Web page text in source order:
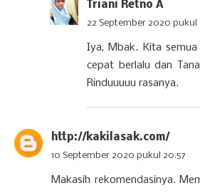
Triani Retno A
22 September 2020 pukul
Iya, Mbak. Kita
cepat berlalu dan
Rinduuuuu rasanya.
http://kakilasak.com/
10 September 2020 pukul 20.57
Makasih rekomendasinya.